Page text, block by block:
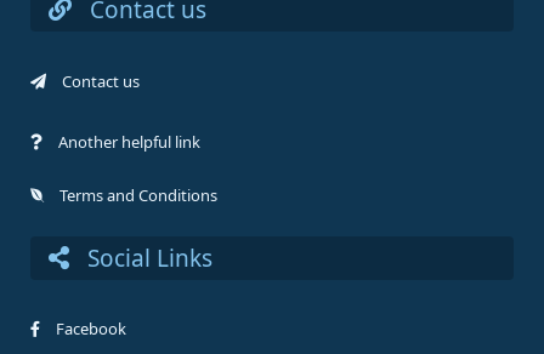
Contact us
Contact us
Another helpful link
Terms and Conditions
Social Links
Facebook